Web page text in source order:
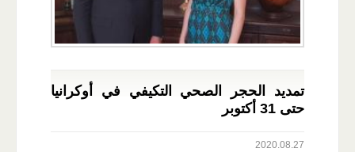
تمديد الحجر الصحي التكيفي في أوكرانيا
حتى 31 أكتوبر
2020.08.27